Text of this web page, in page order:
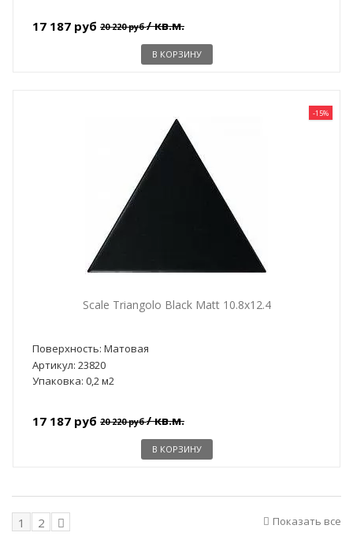
17 187 руб 20 220 руб/ кв.м.
В КОРЗИНУ
-15%
Scale Triangolo Black Matt 10.8x12.4
Поверхность: Матовая
Артикул: 23820
Упаковка: 0,2 м2
17 187 руб 20 220 руб/ кв.м.
В КОРЗИНУ
Показать все
1 2